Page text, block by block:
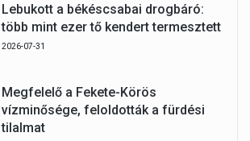
Lebukott a békéscsabai drogbáró:
több mint ezer tő kendert termesztett
2026-07-31
Megfelelő a Fekete-Körös
vízminősége, feloldották a fürdési
tilalmat